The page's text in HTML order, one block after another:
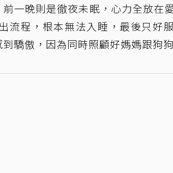
一晚則是徹夜未眠，心力全放在
流程，根本無法入睡，最後只好
驕傲，因為同時照顧好媽媽跟狗